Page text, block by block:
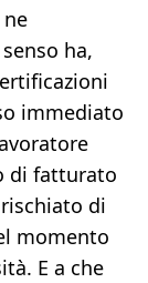
ha,
immediato
di fatturato
di
momento
E a che